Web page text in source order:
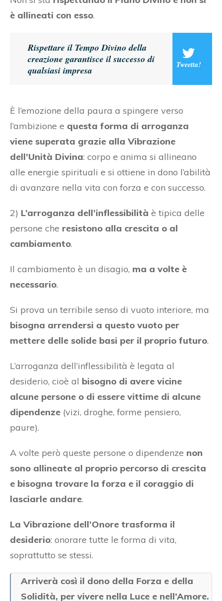
è allineati con esso.
Rispettare il Tempo Divino della
creazione garantisce il successo di
qualsiasi impresa
Tweetta!
È l’emozione della paura a spingere verso
l’ambizione e questa forma di arroganza
viene superata grazie alla Vibrazione
dell’Unità Divina: corpo e anima si allineano
alle energie spirituali e si ottiene in dono l’abilità
di avanzare nella vita con forza e con successo.
2) L’arroganza dell’inflessibilità è tipica delle
persone che resistono alla crescita o al
cambiamento.
Il cambiamento è un disagio, ma a volte è
necessario.
Si prova un terribile senso di vuoto interiore, ma
bisogna arrendersi a questo vuoto per
mettere delle solide basi per il proprio futuro.
L’arroganza dell’inflessibilità è legata al
desiderio, cioè al bisogno di avere vicine
alcune persone o di essere vittime di alcune
dipendenze (vizi, droghe, forme pensiero,
paure).
A volte però queste persone o dipendenze non
sono allineate al proprio percorso di crescita
e bisogna trovare la forza e il coraggio di
lasciarle andare.
La Vibrazione dell’Onore trasforma il
desiderio: onorare tutte le forma di vita,
soprattutto se stessi.
Arriverà così il dono della Forza e della
Solidità, per vivere nella Luce e nell’Amore.